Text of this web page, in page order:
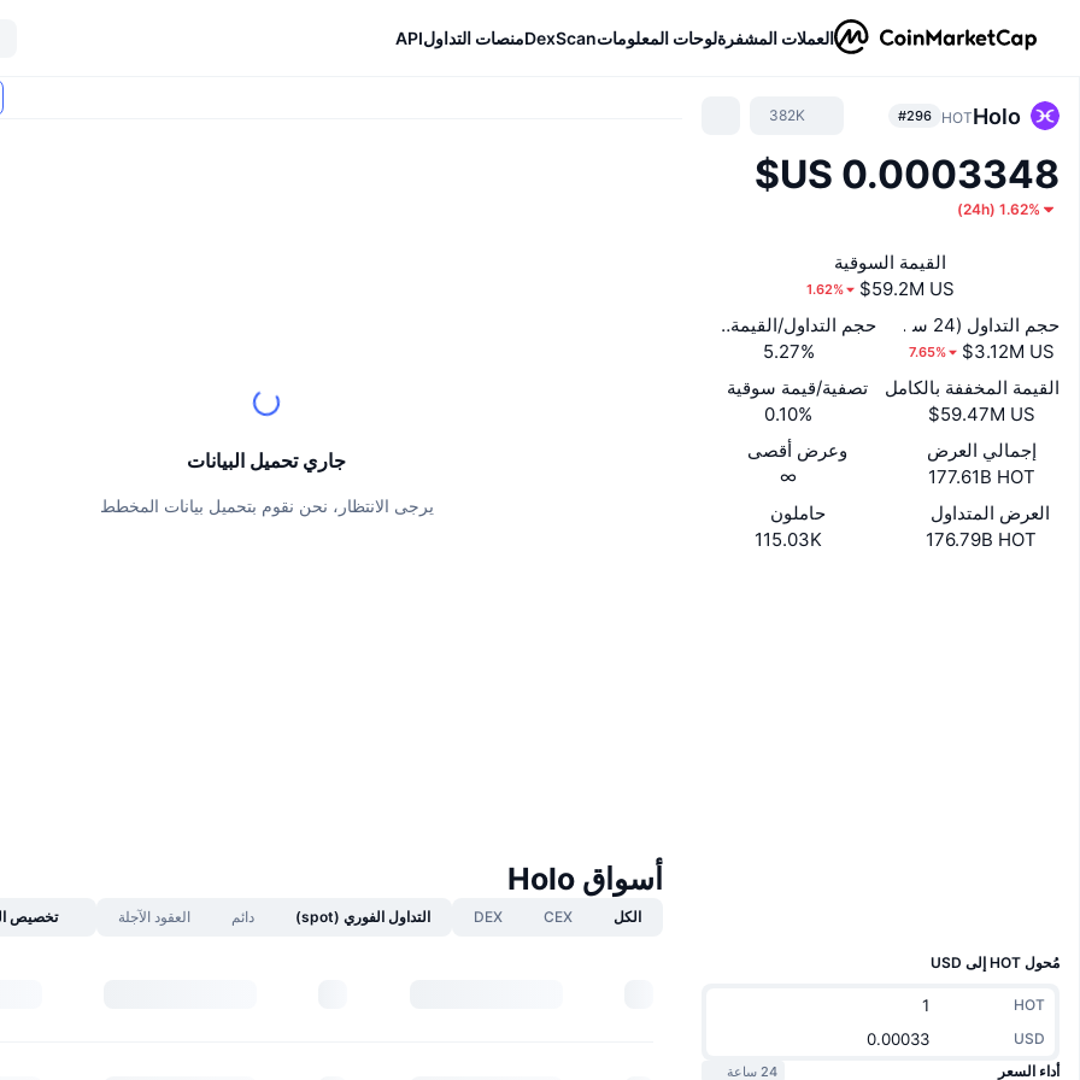
العملات المشفرةلوحات المعلوماتDexScanمنصات التداولAPI
Holo
HOT
#296
382K
1.62%
(
24h
)
القيمة السوقية
1.62%
حجم التداول (24 ساعة)
7.65%
حجم التداول/القيمة السوقية (24 ساعة)
5.27%
القيمة المخففة بالكامل
تصفية/قيمة سوقية
0.10%
إجمالي العرض
177.61B HOT
وعرض أقصى
∞
العرض المتداول
176.79B HOT
حاملون
115.03K
مُحول HOT إلى USD
HOT
USD
أداء السعر
24 ساعة
جاري تحميل البيانات
يرجى الانتظار، نحن نقوم بتحميل بيانات المخطط
أسواق Holo
الكل CEX
DEX التداول الفوري (spot) دائم العقود الآجلة تخصيص